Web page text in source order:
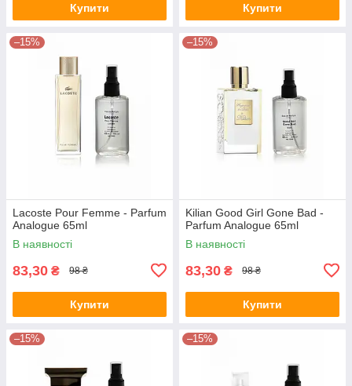
Купити Купити
–15%
Lacoste Pour Femme - Parfum
Analogue 65ml
В наявності
83,30 ₴ 98 ₴
Купити
–15%
Kilian Good Girl Gone Bad -
Parfum Analogue 65ml
В наявності
83,30 ₴ 98 ₴
Купити
–15% –15%